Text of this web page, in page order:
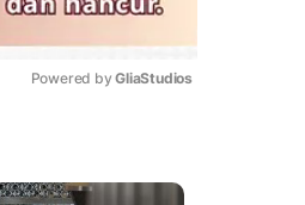
Powered by GliaStudios